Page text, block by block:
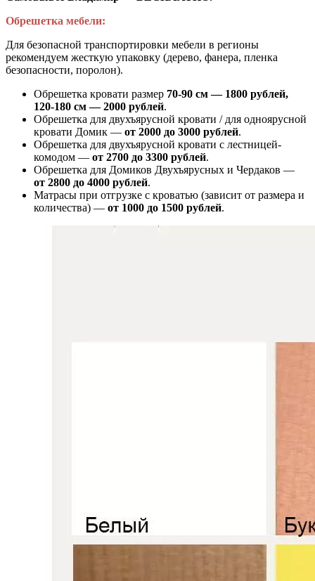
Обрешетка мебели:
Для безопасной транспортировки мебели в регионы
рекомендуем жесткую упаковку (дерево, фанера, пленка
безопасности, поролон).
Обрешетка кровати размер 70-90 см — 1800 рублей,
120-180 см — 2000 рублей.
Обрешетка для двухъярусной кровати / для одноярусной
кровати Домик — от 2000 до 3000 рублей.
Обрешетка для двухъярусной кровати с лестницей-
комодом — от 2700 до 3300 рублей.
Обрешетка для Домиков Двухъярусных и Чердаков —
от 2800 до 4000 рублей.
Матрасы при отгрузке с кроватью (зависит от размера и
количества) — от 1000 до 1500 рублей.